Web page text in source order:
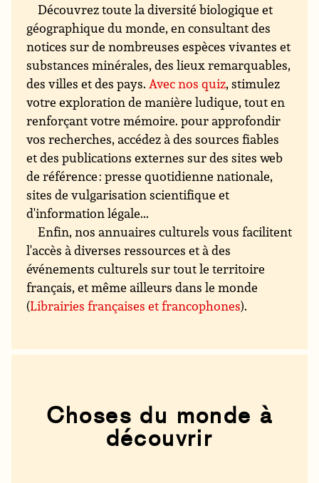
Découvrez toute la diversité biologique et
géographique du monde, en consultant des
notices sur de nombreuses espèces vivantes et
substances minérales, des lieux remarquables,
des villes et des pays.Avec nos quiz, stimulez
votre exploration de manière ludique, tout en
renforçant votre mémoire. pour approfondir
vos recherches, accédez à des sources fiables
et des publications externes sur des sites web
de référence : presse quotidienne nationale,
sites de vulgarisation scientifique et
d'information légale...
Enfin, nos annuaires culturels vous facilitent
l'accès à diverses ressources et à des
événements culturels sur tout le territoire
français, et même ailleurs dans le monde
(Librairies françaises et francophones).
Choses du monde à
découvrir